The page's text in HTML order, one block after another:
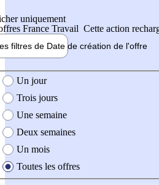
uniquement
France Travail Cette action
filtres de Date de création de l'offre
création de l'offre
Un jour
Trois jours
Une semaine
Deux semaines
Un mois
Toutes les offres